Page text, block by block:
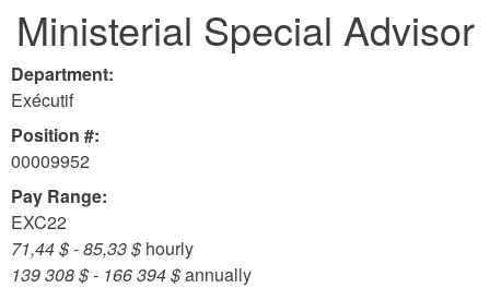
are
here
Ministerial Special Advisor
Department:
Exécutif
Position #:
00009952
Pay Range:
EXC22
71,44 $-85,33 $ hourly
139 308 $- 166 394 $annually